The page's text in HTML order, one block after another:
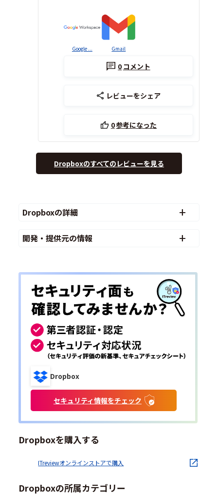
Google ... Gmail
0 コメント
レビューをシェア
0参考になった
Dropboxのすべてのレビューを見る
Dropboxの詳細
開発・提供元の情報
Dropbox
セキュリティ情報をチェック
Dropboxを購入する
ITreviewオンラインストアで購入
Dropboxの所属カテゴリー